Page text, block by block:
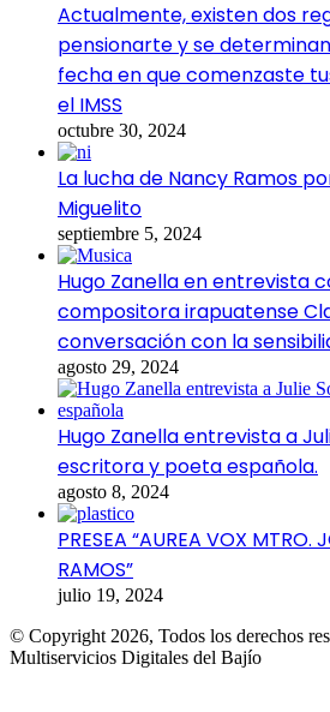
Actualmente, existen dos
pensionarte y se
fecha en que comenzaste
el IMSS
octubre 30, 2024
La lucha de Nancy Ramos
Miguelito
septiembre 5, 2024
Hugo Zanella en entrevista
compositora irapuatense
conversación con la
agosto 29, 2024
Hugo Zanella entrevista a
escritora y poeta española.
agosto 8, 2024
PRESEA “AUREA VOX MTRO.
RAMOS”
julio 19, 2024
© Copyright 2026, Todos los derechos
Multiservicios Digitales del Bajío